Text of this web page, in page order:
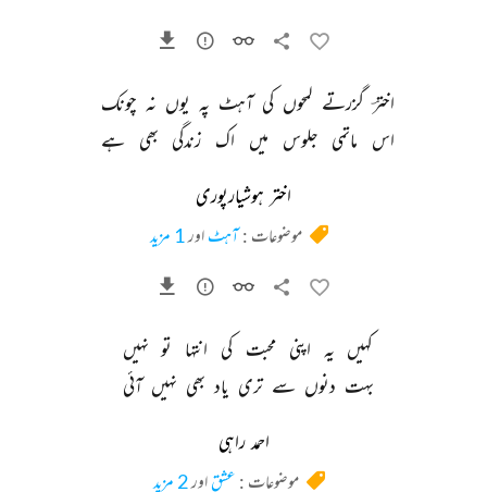
اخترؔ گزرتے لمحوں کی آہٹ پہ یوں نہ چونک
اس
ماتمی جلوس میں اک زندگی بھی ہے
اختر ہوشیارپوری
موضوعات :آہٹاور1 مزید
کہیں یہ اپنی محبت کی انتہا تو نہیں
بہت دنوں سے تری یاد بھی نہیں آئی
احمد راہی
موضوعات : عشقاور2 مزید